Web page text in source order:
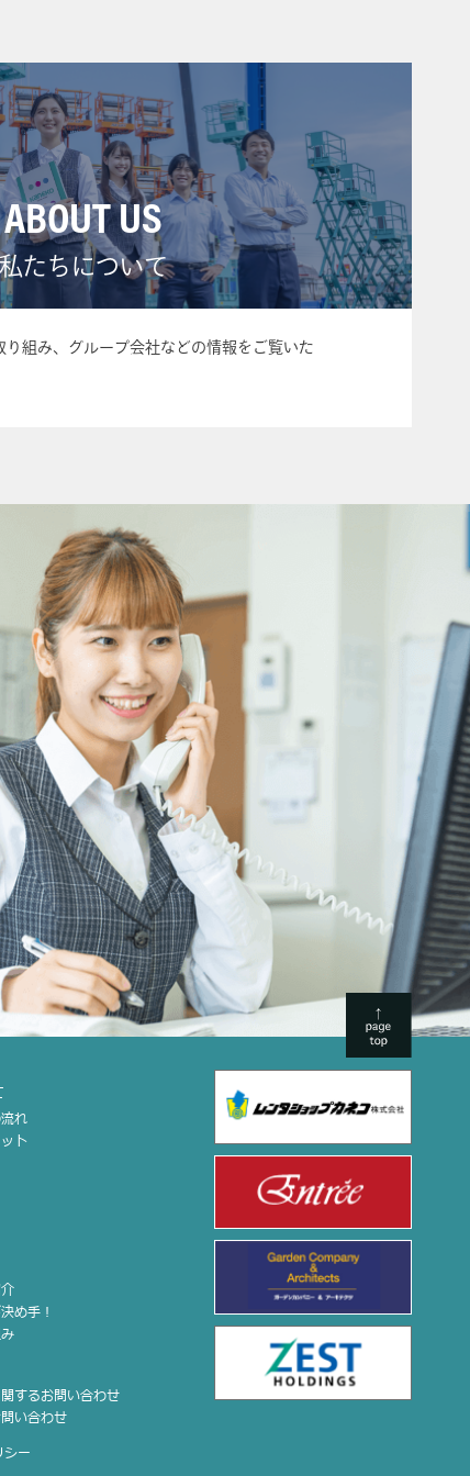
ABOUT US
私たちについて
り組み、グループ会社などの情報をご覧いた
れ
ト
め手！
するお問い合わせ
い合わせ
シー